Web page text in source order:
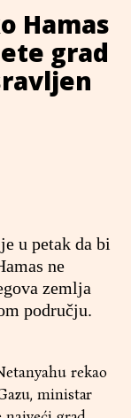
Hamas
grad
u petak da bi
ne
zemlja
području.
rekao
ministar